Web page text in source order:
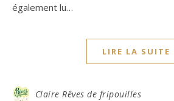
également lu…
LIRE LA SUITE
Claire Rêves de fripouilles